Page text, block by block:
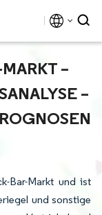
–
– W
(
Bar-Markt und ist
und sonstige